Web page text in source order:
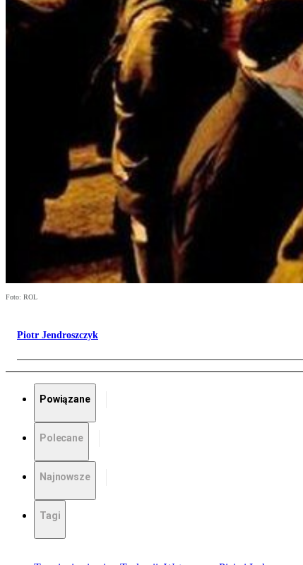
Foto: ROL
Piotr Jendroszczyk
Powiązane
Polecane
Najnowsze
Tagi